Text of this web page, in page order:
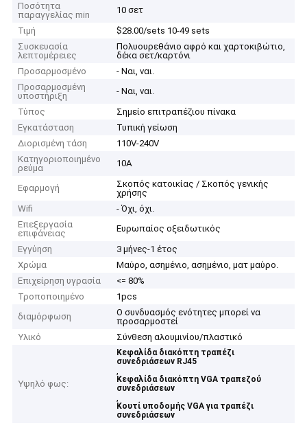
Ποσότητα
παραγγελίας min
10 σετ
Τιμή
$28.00/sets 10-49 sets
Συσκευασία
λεπτομέρειες
Πολυουρεθάνιο αφρό και χαρτοκιβώτιο,
δέκα σετ/καρτόνι
Προσαρμοσμένο
- Ναι, ναι.
Προσαρμοσμένη
υποστήριξη
- Ναι, ναι.
Τύπος
Σημείο επιτραπέζιου πίνακα
Εγκατάσταση
Τυπική γείωση
Διορισμένη τάση
110V-240V
Κατηγοριοποιημένο
ρεύμα
10Α
Εφαρμογή
Σκοπός κατοικίας / Σκοπός γενικής
χρήσης
Wifi
- Όχι, όχι.
Επεξεργασία
επιφάνειας
Ευρωπαίος οξειδωτικός
Εγγύηση
3 μήνες-1 έτος
Χρώμα
Μαύρο, ασημένιο, ασημένιο, ματ μαύρο.
Επιχείρηση υγρασία
<= 80%
Τροποποιημένο
1pcs
διαμόρφωση
Ο συνδυασμός ενότητες μπορεί να
προσαρμοστεί
Υλικό
Σύνθεση αλουμινίου/πλαστικό
Υψηλό φως:
Κεφαλίδα διακόπτη τραπέζι
συνεδριάσεων RJ45
,
Κεφαλίδα διακόπτη VGA τραπεζού
συνεδριάσεων
,
Κουτί υποδομής VGA για τραπέζι
συνεδριάσεων